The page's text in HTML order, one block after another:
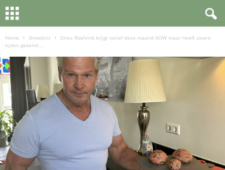
Home Showbizz
Dries Roelvink krijgt vanaf deze maand AOW maar heeft zware
tijden gekend:...